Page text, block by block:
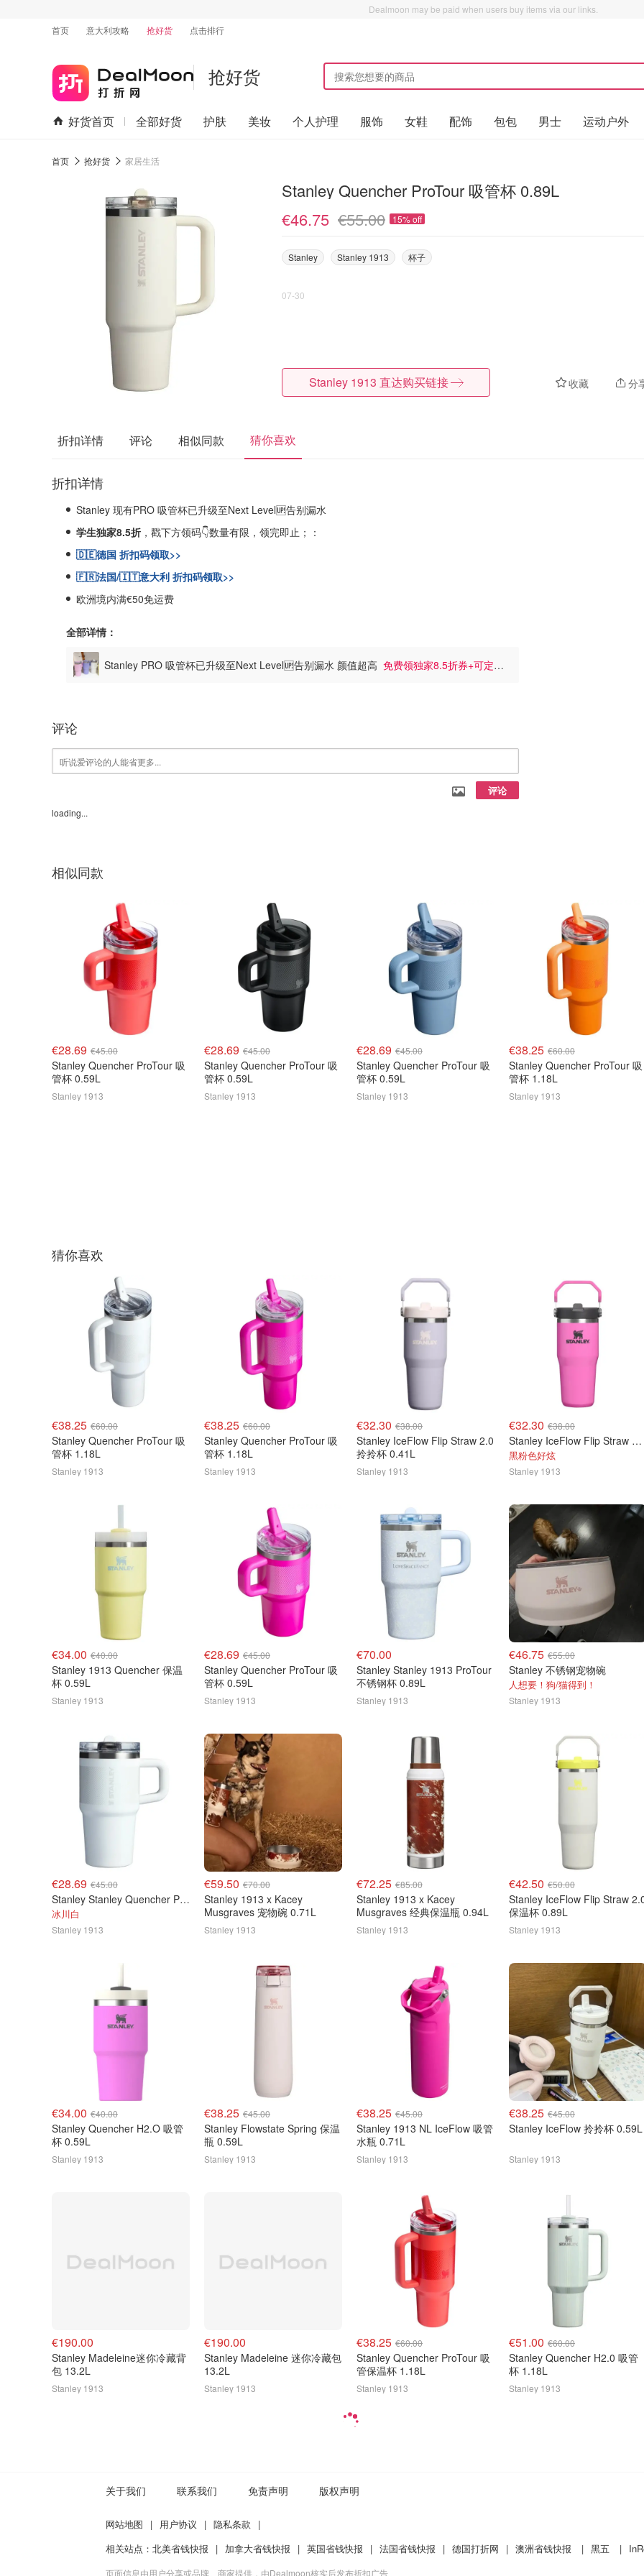
Dealmoon may be paid when users buy items via our links.
首页
意大利攻略 抢好货 点击排行
抢好货
好货首页 全部好货 护肤 美妆 个人护理 服饰 女鞋 配饰 包包 男士 运动户外
首页 抢好货 家居生活
Stanley Quencher ProTour 吸管杯 0.89L
€46.75 €55.00 15% off
Stanley Stanley 1913 杯子
07-30
收藏 分
Stanley 1913 直达购买链接
折扣详情 评论 相似同款 猜你喜欢
折扣详情
Stanley 现有PRO 吸管杯已升级至Next Level🆙告别漏水
学生独家8.5折 ，戳下方领码👇数量有限，领完即止；：
🇩🇪德国 折扣码领取>>
🇫🇷法国/🇮🇹意大利 折扣码领取>>
欧洲境内满€50免运费
全部详情：
Stanley PRO 吸管杯已升级至Next Level🆙告别漏水 颜值超高 免费领独家8.5折券+可定制
评论
评论
loading...
相似同款
€28.69 €45.00
Stanley Quencher ProTour 吸
管杯 0.59L
Stanley 1913
€28.69 €45.00
Stanley Quencher ProTour 吸
管杯 0.59L
Stanley 1913
€28.69 €45.00
Stanley Quencher ProTour 吸
管杯 0.59L
Stanley 1913
€38.25 €60.00
Stanley Quencher ProTour 吸
管杯 1.18L
Stanley 1913
猜你喜欢
€38.25 €60.00
Stanley Quencher ProTour 吸
管杯 1.18L
Stanley 1913
€38.25 €60.00
Stanley Quencher ProTour 吸
管杯 1.18L
Stanley 1913
€32.30 €38.00
Stanley IceFlow Flip Straw 2.0
拎拎杯 0.41L
Stanley 1913
€32.30 €38.00
Stanley IceFlow Flip Straw 2.0 随行杯 0.41L
黑粉色好炫
Stanley 1913
€34.00 €40.00
Stanley 1913 Quencher 保温
杯 0.59L
Stanley 1913
€28.69 €45.00
Stanley Quencher ProTour 吸
管杯 0.59L
Stanley 1913
€70.00
Stanley Stanley 1913 ProTour
不锈钢杯 0.89L
Stanley 1913
€46.75 €55.00
Stanley 不锈钢宠物碗
人想要！狗/猫得到！
Stanley 1913
€28.69 €45.00
Stanley Stanley Quencher ProTour 吸管杯 0.59L
冰川白
Stanley 1913
€59.50 €70.00
Stanley 1913 x Kacey
Musgraves 宠物碗 0.71L
Stanley 1913
€72.25 €85.00
Stanley 1913 x Kacey
Musgraves 经典保温瓶 0.94L
Stanley 1913
€42.50 €50.00
Stanley IceFlow Flip Straw
保温杯 0.89L
Stanley 1913
€34.00 €40.00
Stanley Quencher H2.O 吸管
杯 0.59L
Stanley 1913
€38.25 €45.00
Stanley Flowstate Spring 保温
瓶 0.59L
Stanley 1913
€38.25 €45.00
Stanley 1913 NL IceFlow 吸管
水瓶 0.71L
Stanley 1913
€38.25 €45.00
Stanley IceFlow 拎拎杯 0.59L
Stanley 1913
€190.00
Stanley Madeleine迷你冷藏背
包 13.2L
Stanley 1913
€190.00
Stanley Madeleine 迷你冷藏包
13.2L
Stanley 1913
€38.25 €60.00
Stanley Quencher ProTour 吸
管保温杯 1.18L
Stanley 1913
€51.00 €60.00
Stanley Quencher H2.0 吸管
杯 1.18L
Stanley 1913
关于我们 联系我们 免责声明 版权声明
网站地图 | 用户协议 | 隐私条款
|
相关站点： 北美省钱快报 | 加拿大省钱快报 | 英国省钱快报 | 法国省钱快报 | 德国打折网 | 澳洲省钱快报 | 黑五 |
页面信息由用户分享或品牌、商家提供，由Dealmoon核实后发布折扣广告